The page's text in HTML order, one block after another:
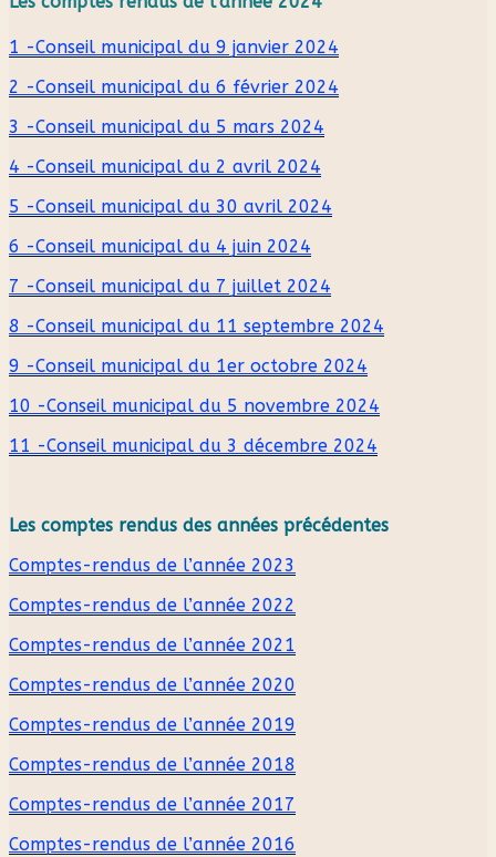
1 -Conseil municipal du 9 janvier 2024
2 -Conseil municipal du 6 février 2024
3 -Conseil municipal du 5 mars 2024
4 -Conseil municipal du 2 avril 2024
5 -Conseil municipal du 30 avril 2024
6 -Conseil municipal du 4 juin 2024
7 -Conseil municipal du 7 juillet 2024
8 -Conseil municipal du 11 septembre 2024
9 -Conseil municipal du 1er octobre 2024
10 -Conseil municipal du 5 novembre 2024
11 -Conseil municipal du 3 décembre 2024
Les comptes rendus des années précédentes
Comptes-rendus de l’année 2023
Comptes-rendus de l’année 2022
Comptes-rendus de l’année 2021
Comptes-rendus de l’année 2020
Comptes-rendus de l’année 2019
Comptes-rendus de l’année 2018
Comptes-rendus de l’année 2017
Comptes-rendus de l’année 2016